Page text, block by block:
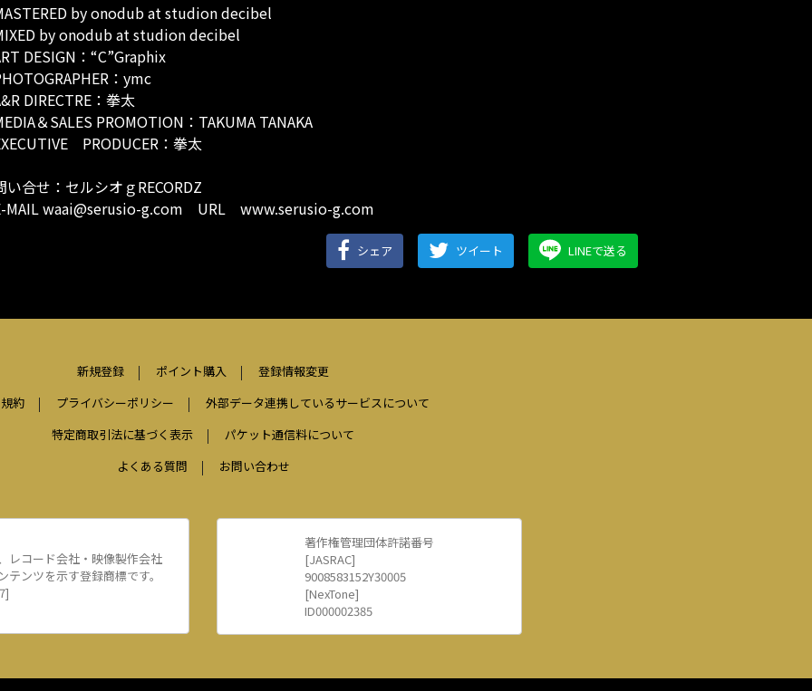
by onodub at studion decibel
by onodub at studion decibel
DESIGN：“C”Graphix
：ymc
DIRECTRE：拳太
＆SALES PROMOTION：TAKUMA TANAKA
PRODUCER：拳太
い合せ：セルシオｇRECORDZ
MAIL waai@serusio-g.com URL www.serusio-g.com
シェア ツイート LINEで送る
新規登録 ポイント購入
登録情報変更
約
プライバシーポリシー
外部データ連携しているサービスについて
特定商取引法に基づく表示
パケット通信料について
よくある質問
お問い合わせ
レコード会社・映像製作会社
テンツを示す登録商標です。
著作権管理団体許諾番号
[JASRAC]
9008583152Y30005
[NexTone]
ID000002385